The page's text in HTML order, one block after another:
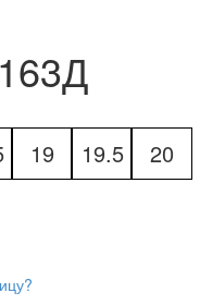
19 19.5
20